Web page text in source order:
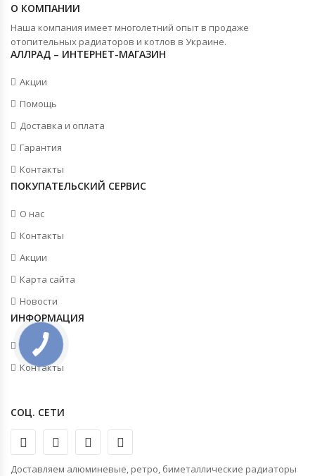
О КОМПАНИИ
Наша компания имеет многолетний опыт в продаже
отопительных радиаторов и котлов в Украине.
АЛЛРАД – ИНТЕРНЕТ-МАГАЗИН
Акции
Помощь
Доставка и оплата
Гарантия
Контакты
ПОКУПАТЕЛЬСКИЙ СЕРВИС
О нас
Контакты
Акции
Карта сайта
Новости
ИНФОРМАЦИЯ
Новости
Контакты
СОЦ. СЕТИ
Доставляем алюминевые, ретро, биметаллические радиаторы